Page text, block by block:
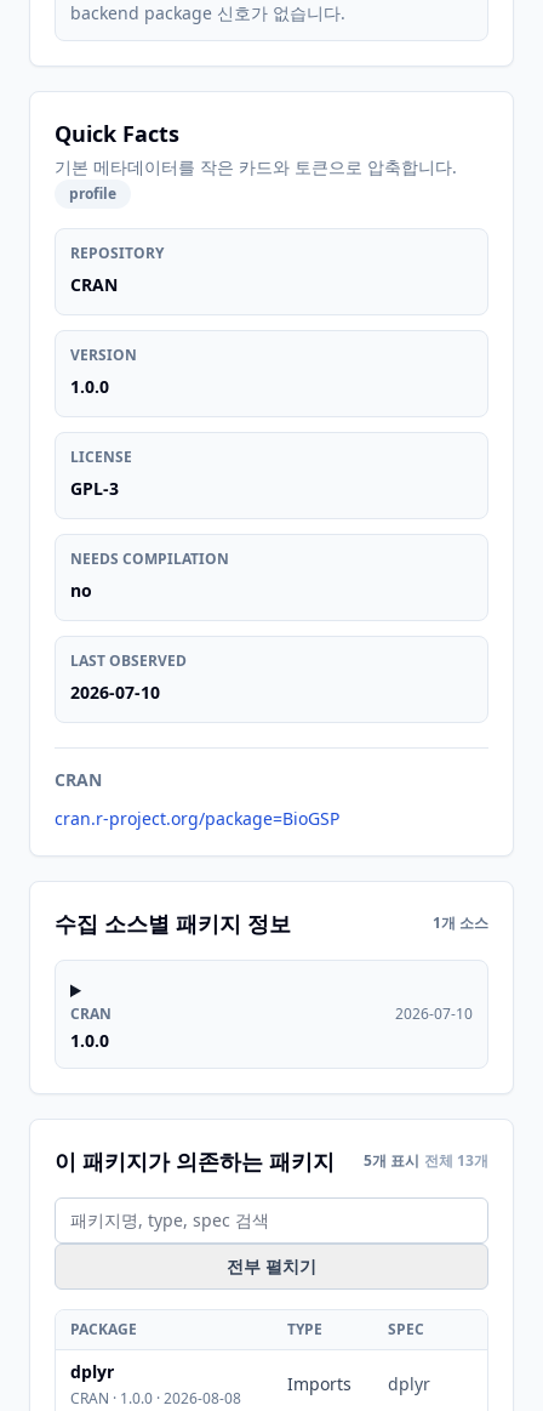
backend package 신호가 없습니다.
Quick Facts
기본 메타데이터를 작은 카드와 토큰으로 압축합니다.
profile
REPOSITORY
CRAN
VERSION
1.0.0
LICENSE
GPL-3
NEEDS COMPILATION
no
LAST OBSERVED
2026-07-10
CRAN
cran.r-project.org/package=BioGSP
수집 소스별 패키지 정보 1개 소스
CRAN
1.0.0
2026-07-10
이 패키지가 의존하는 패키지 5개 표시 전체 13개
전부 펼치기
PACKAGE TYPE SPEC
dplyr
CRAN · 1.0.0 · 2026-08-08
Imports dplyr